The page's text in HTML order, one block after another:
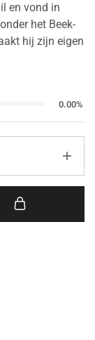
en vond in
het Beek-
hij zijn eigen
0.00%